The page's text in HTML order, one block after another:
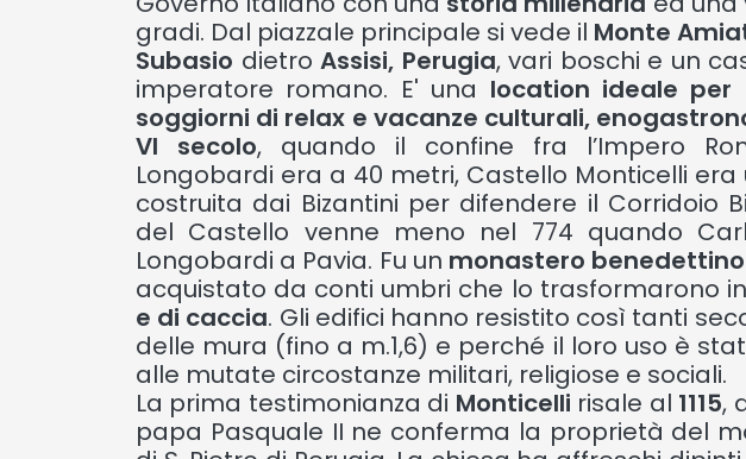
gradi. Dal piazzale principale si vede il Monte
Subasio dietroAssisi, Perugia, vari boschi e un
imperatore romano. E' una location ideale per
soggiorni di relax e vacanze culturali,
VI secolo, quando il confine fra l’Impero
Longobardi era a 40 metri, Castello Monticelli
costruita dai Bizantini per difendere il Corridoio
del Castello venne meno nel 774 quando
Longobardi a Pavia. Fu un monastero benedettino
acquistato da conti umbri che lo trasformarono
e di caccia. Gli edifici hanno resistito così tanti
delle mura (fino a m.1,6) e perché il loro uso è
alle mutate circostanze militari, religiose e sociali.
La prima testimonianza di Monticelli risale al 1115,
papa Pasquale II ne conferma la proprietà del